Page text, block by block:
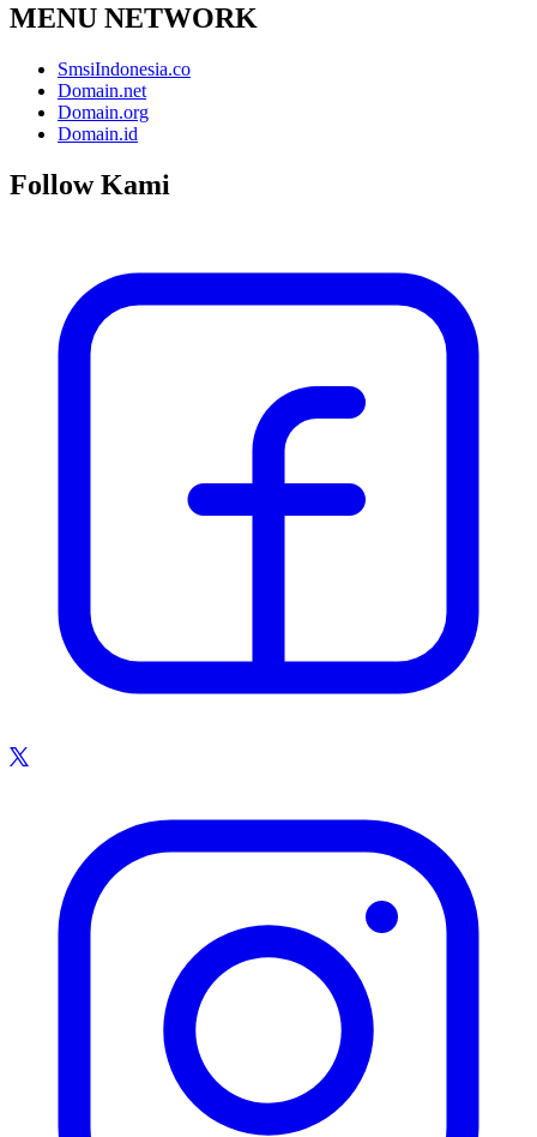
MENU NETWORK
SmsiIndonesia.co
Domain.net
Domain.org
Domain.id
Follow Kami